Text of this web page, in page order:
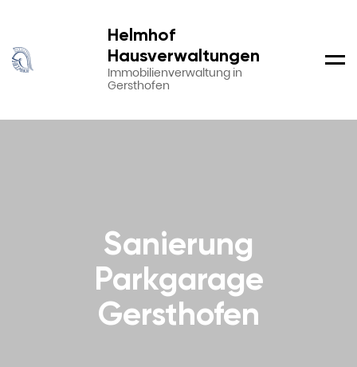
Helmhof
Hausverwaltungen
Immobilienverwaltung in
Gersthofen
Sanierung
Parkgarage
Gersthofen